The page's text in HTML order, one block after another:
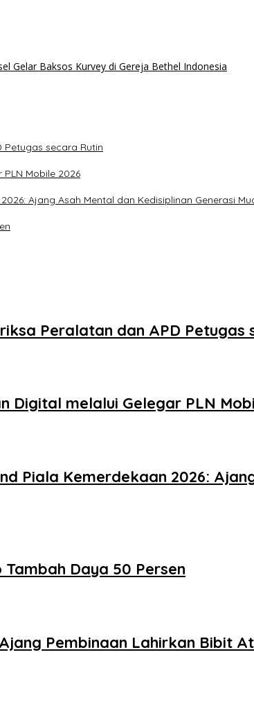
Gelar Baksos Kurvey di Gereja Bethel Indonesia
Petugas secara Rutin
PLN Mobile 2026
Ajang Asah Mental dan Kedisiplinan Generasi
Peralatan dan APD Petugas
Digital melalui Gelegar PLN
Piala Kemerdekaan 2026:
Daya 50 Persen
Pembinaan Lahirkan Bibit